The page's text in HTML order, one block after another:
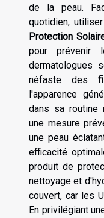
de la peau.
quotidien,
Protection
pour prévenir
dermatologues
néfaste des
l'apparence
dans sa routine
une mesure
une peau
efficacité
produit de
nettoyage et
couvert, car les
En privilégiant